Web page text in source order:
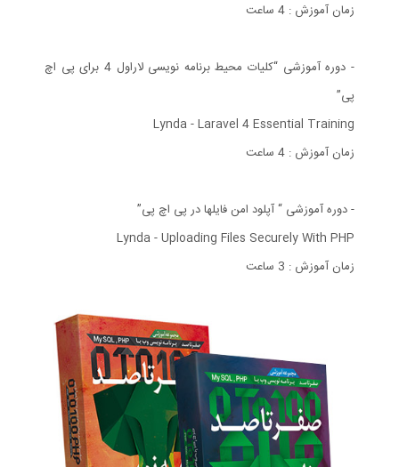
زمان آموزش : 4 ساعت
- دوره آموزشی “کلیات محیط برنامه نویسی لاراول 4 برای پی اچ
پی”
Lynda - Laravel 4 Essential Training
زمان آموزش : 4 ساعت
- دوره آموزشی “ آپلود امن فایلها در پی اچ پی”
Lynda - Uploading Files Securely With PHP
زمان آموزش : 3 ساعت